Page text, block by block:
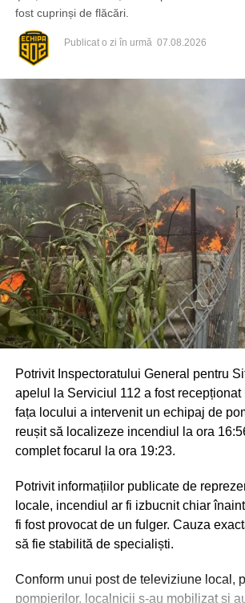
fost cuprinși de flăcări.
Publicat o zi în urmă 07.08.2026
Potrivit Inspectoratului General pentru
apelul la Serviciul 112 a fost recepționat
fața locului a intervenit un echipaj de
reușit să localizeze incendiul la ora
complet focarul la ora 19:23.
Potrivit informațiilor publicate de
locale, incendiul ar fi izbucnit chiar
fi fost provocat de un fulger. Cauza
să fie stabilită de specialiști.
Conform unui post de televiziune local,
pompierilor, localnicii s-au mobilizat și